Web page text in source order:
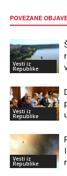
POVEZANE
Vesti iz
Republike
Vesti iz
Republike
Vesti iz
Republike